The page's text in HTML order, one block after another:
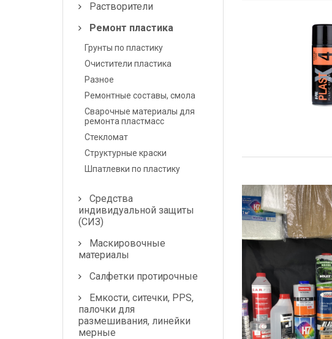
Растворители
Ремонт пластика
Грунты по пластику
Очистители пластика
Разное
Ремонтные составы, смола
Сварочные материалы для
ремонта пластмасс
Стекломат
Структурные краски
Шпатлевки по пластику
Средства
индивидуальной защиты
(СИЗ)
Маскировочные
материалы
Салфетки протирочные
Емкости, ситечки, PPS,
палочки для
размешивания, линейки
мерные